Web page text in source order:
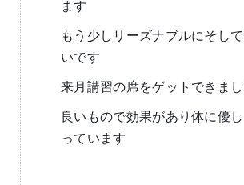
ます
もう少しリーズナブルにそし
いです
来月講習の席をゲットできま
良いもので効果があり体に優
っています